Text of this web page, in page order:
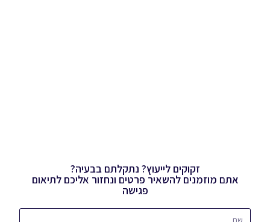
זקוקים לייעוץ? נתקלתם בבעיה?
אתם מוזמנים להשאיר פרטים ונחזור אליכם לתיאום
פגישה